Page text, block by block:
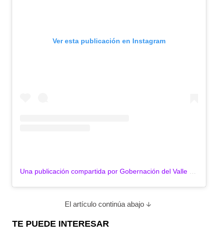
Ver esta publicación en Instagram
El artículo continúa abajo
TE PUEDE INTERESAR